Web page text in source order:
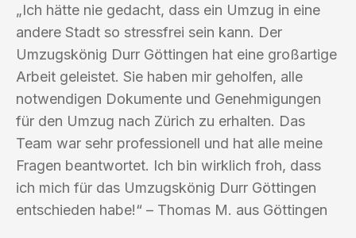
„Ich hätte nie gedacht, dass ein Umzug in eine
andere Stadt so stressfrei sein kann. Der
Umzugskönig Durr Göttingen hat eine großartige
Arbeit geleistet. Sie haben mir geholfen, alle
notwendigen Dokumente und Genehmigungen
für den Umzug nach Zürich zu erhalten. Das
Team war sehr professionell und hat alle meine
Fragen beantwortet. Ich bin wirklich froh, dass
ich mich für das Umzugskönig Durr Göttingen
entschieden habe!“ – Thomas M. aus Göttingen